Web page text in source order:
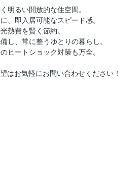
明るい開放的な住空間。
、即入居可能なスピード感。
熱費を賢く節約。
し、常に整うゆとりの暮らし。
ヒートショック対策も万全。
はお気軽にお問い合わせください！